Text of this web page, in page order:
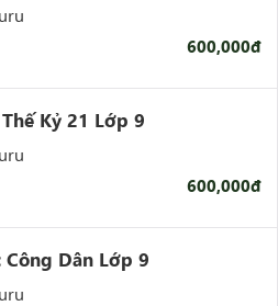
600,000đ
Kỷ 21 Lớp 9
600,000đ
Công Dân Lớp 9